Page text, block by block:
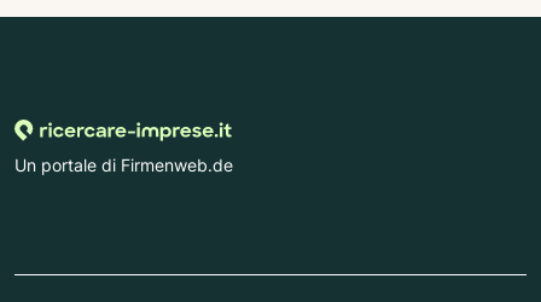
Un portale di Firmenweb.de